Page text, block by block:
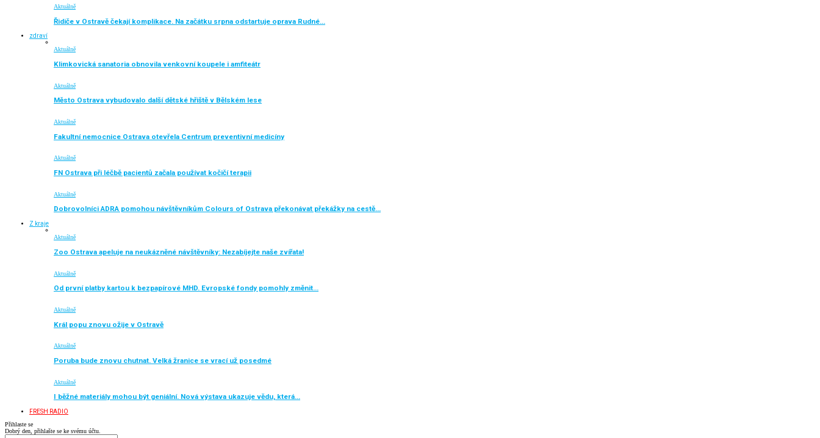
Aktuálně
Řidiče v Ostravě čekají komplikace. Na začátku srpna odstartuje oprava Rudné…
zdraví
Aktuálně
Klimkovická sanatoria obnovila venkovní koupele i amfiteátr
Aktuálně
Město Ostrava vybudovalo další dětské hřiště v Bělském lese
Aktuálně
Fakultní nemocnice Ostrava otevřela Centrum preventivní medicíny
Aktuálně
FN Ostrava při léčbě pacientů začala používat kočičí terapii
Aktuálně
Dobrovolníci ADRA pomohou návštěvníkům Colours of Ostrava překonávat překážky na cestě…
Z kraje
Aktuálně
Zoo Ostrava apeluje na neukázněné návštěvníky: Nezabíjejte naše zvířata!
Aktuálně
Od první platby kartou k bezpapírové MHD. Evropské fondy pomohly změnit…
Aktuálně
Král popu znovu ožije v Ostravě
Aktuálně
Poruba bude znovu chutnat. Velká žranice se vrací už posedmé
Aktuálně
I běžné materiály mohou být geniální. Nová výstava ukazuje vědu, která…
FRESH RADIO
Přihlaste se
Dobrý den, přihlašte se ke svému účtu.